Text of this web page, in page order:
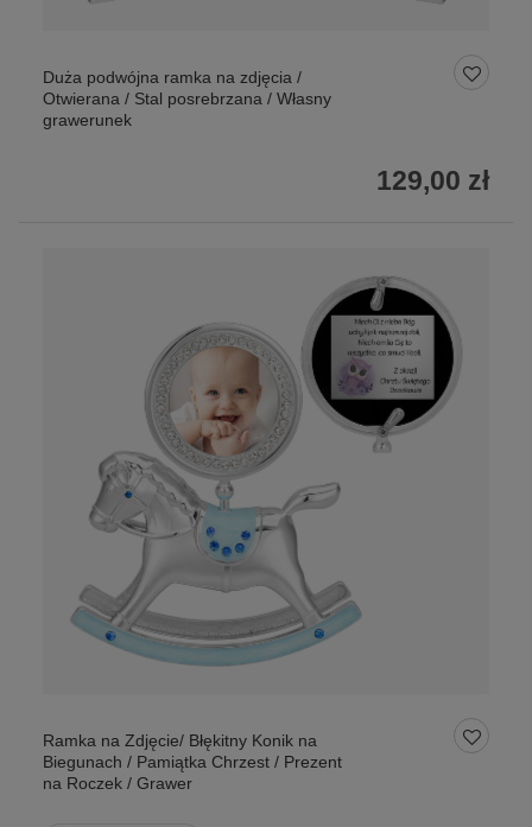
Duża podwójna ramka na zdjęcia /
Otwierana / Stal posrebrzana / Własny
grawerunek
129,00 zł
Ramka na Zdjęcie/ Błękitny Konik na
Biegunach / Pamiątka Chrzest / Prezent
na Roczek / Grawer